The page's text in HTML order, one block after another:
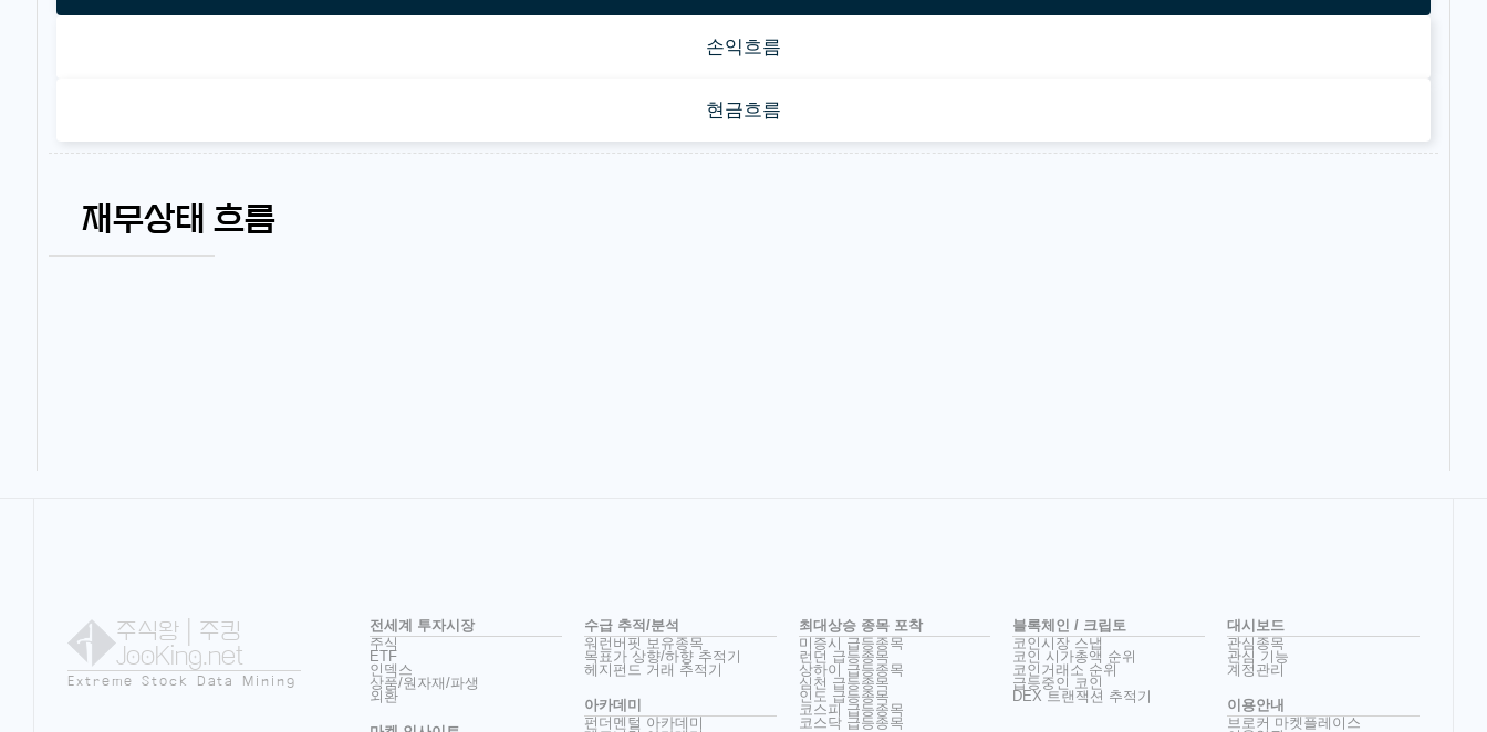
손익흐름
현금흐름
재무상태 흐름
주식왕 | 주킹
JooKing.net
Extreme Stock Data Mining
전세계 투자시장
주식
ETF
인덱스
상품/원자재/파생
외환
수급 추적/분석
워런버핏 보유종목
목표가 상향/하향 추적기
헤지펀드 거래 추적기
아카데미
펀더멘털 아카데미
최대상승 종목 포착
미증시 급등종목
런던 급등종목
상하이 급등종목
심천 급등종목
인도 급등종목
코스피 급등종목
코스닥 급등종목
블록체인 / 크립토
코인시장 스냅
코인 시가총액 순위
코인거래소 순위
급등중인 코인
DEX 트랜잭션 추적기
대시보드
관심종목
관심 기능
계정관리
이용안내
브로커 마켓플레이스